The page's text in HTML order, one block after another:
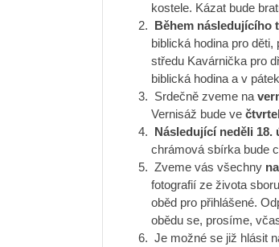
kostele. Kázat bude
Během následujícího
biblická hodina pro
středu Kavárnička pro
biblická hodina a v
Srdečně zveme na
Vernisáž bude ve
Následující neděli 18.
chrámová sbírka bude
Zveme vás všechny
fotografií ze života
oběd pro přihlášené.
obědu se, prosíme,
Je možné se již hlásit